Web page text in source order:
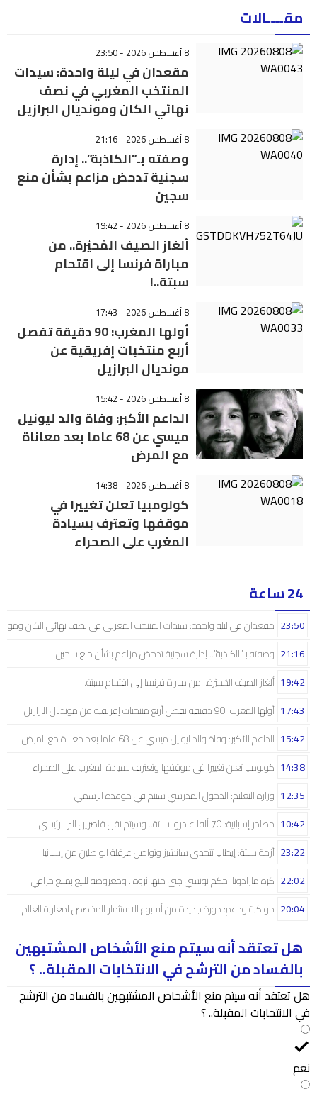
مقــــالات
8 أغسطس 2026 - 23:50
مقعدان في ليلة واحدة: سيدات
المنتخب المغربي في نصف
نهائي الكان ومونديال البرازيل
8 أغسطس 2026 - 21:16
وصفته بـ”الكاذبة”.. إدارة
سجنية تدحض مزاعم بشأن منع
سجين
8 أغسطس 2026 - 19:42
ألغاز الصيف المُحيّرة.. من
مباراة فرنسا إلى اقتحام
سبتة..!
8 أغسطس 2026 - 17:43
أولها المغرب: 90 دقيقة تفصل
أربع منتخبات إفريقية عن
مونديال البرازيل
8 أغسطس 2026 - 15:42
الداعم الأكبر: وفاة والد ليونيل
ميسي عن 68 عاما بعد معاناة
مع المرض
8 أغسطس 2026 - 14:38
كولومبيا تعلن تغييرا في
موقفها وتعترف بسيادة
المغرب على الصحراء
24 ساعة
مقعدان في ليلة واحدة: سيدات المنتخب المغربي في نصف نهائي الكان 23:50
وصفته بـ”الكاذبة”.. إدارة سجنية تدحض مزاعم بشأن منع سجين 21:16
ألغاز الصيف المُحيّرة.. من مباراة فرنسا إلى اقتحام سبتة..! 19:42
أولها المغرب: 90 دقيقة تفصل أربع منتخبات إفريقية عن مونديال البرازيل 17:43
الداعم الأكبر: وفاة والد ليونيل ميسي عن 68 عاما بعد معاناة مع المرض 15:42
كولومبيا تعلن تغييرا في موقفها وتعترف بسيادة المغرب على الصحراء 14:38
وزارة التعليم: الدخول المدرسي سیتم في موعده الرسمي 12:35
مصادر إسبانية: 70 ألفا غادروا سبتة.. وسيتم نقل قاصرين للبر الرئيسي 10:42
أزمة سبتة: إيطاليا تتحدى سانشيز وتواصل عرقلة الواصلين من إسبانيا 23:22
كرة مارادونا: حكم تونسي جنى منها ثروة.. ومعروضة للبيع بمبلغ خرافي 22:02
مواكبة ودعم: دورة جديدة من أسبوع الاستثمار المخصص لمغاربة العالم 20:04
هل تعتقد أنه سيتم منع الأشخاص المشتبهين
بالفساد من الترشح في الانتخابات المقبلة.. ؟
هل تعتقد أنه سيتم منع الأشخاص المشتبهين بالفساد من الترشح
في الانتخابات المقبلة.. ؟
نعم